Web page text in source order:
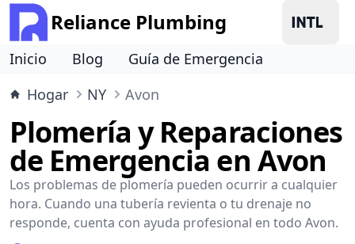
Reliance Plumbing
Inicio Blog
Guía de Emergencia
Hogar
NY Avon
Plomería y Reparaciones
de Emergencia en Avon
Los problemas de plomería pueden ocurrir a cualquier
hora. Cuando una tubería revienta o tu drenaje no
responde, cuenta con ayuda profesional en todo Avon.